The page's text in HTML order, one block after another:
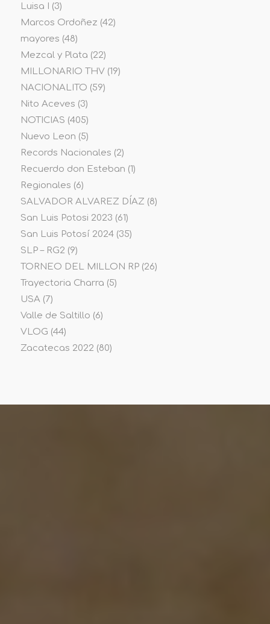
Luisa I
(3)
Marcos Ordoñez (42)
mayores (48)
Mezcal y Plata (22)
MILLONARIO THV(19)
NACIONALITO (59)
Nito Aceves (3)
NOTICIAS (405)
Nuevo Leon (5)
Records Nacionales (2)
Recuerdo don Esteban (1)
Regionales (6)
SALVADOR ALVAREZ DÍAZ (8)
San Luis Potosi 2023 (61)
San Luis Potosí 2024(35)
SLP – RG2 (9)
TORNEO DEL MILLON RP(26)
Trayectoria Charra (5)
USA(7)
Valle de Saltillo (6)
VLOG (44)
Zacatecas 2022 (80)